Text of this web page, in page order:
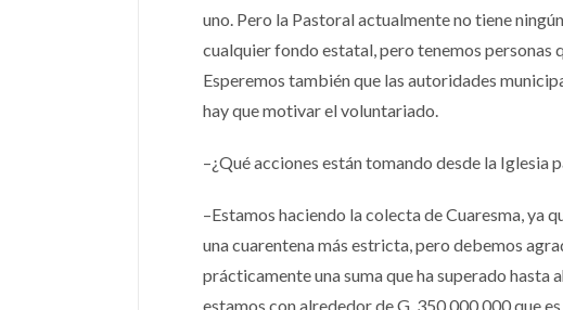
uno. Pero la Pastoral actualmente no tiene
cualquier fondo estatal, pero tenemos personas
Esperemos también que las autoridades
hay que motivar el voluntariado.
–¿Qué acciones están tomando desde la Iglesia
–Estamos haciendo la colecta de Cuaresma, ya
una cuarentena más estricta, pero debemos
prácticamente una suma que ha superado hasta
estamos con alrededor de G. 350.000.000 que